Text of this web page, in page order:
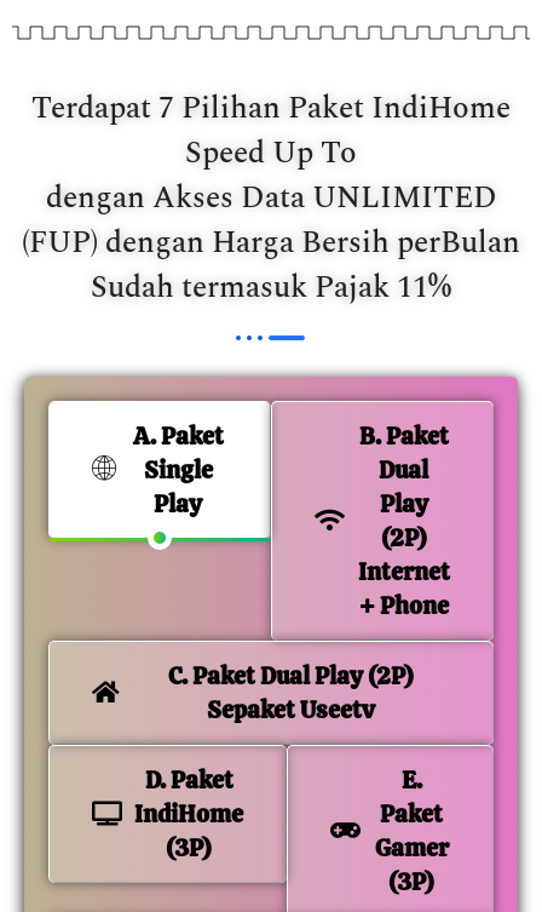
Terdapat 7 Pilihan Paket IndiHome
Speed Up To
dengan Akses Data UNLIMITED
(FUP) dengan Harga Bersih perBulan
Sudah termasuk Pajak 11%
A. Paket
Single
Play
B. Paket
Dual
Play
(2P)
Internet
+ Phone
C. Paket Dual Play (2P)
Sepaket Useetv
D. Paket
IndiHome
(3P)
E.
Paket
Gamer
(3P)